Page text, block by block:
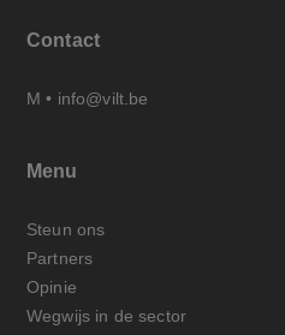
Contact
M • info@vilt.be
Menu
Steun ons
Partners
Opinie
Wegwijs in de sector